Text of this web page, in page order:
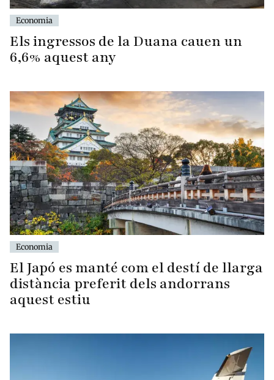
Economia
Els ingressos de la Duana cauen un
6,6% aquest any
Economia
El Japó es manté com el destí de llarga
distància preferit dels andorrans
aquest estiu